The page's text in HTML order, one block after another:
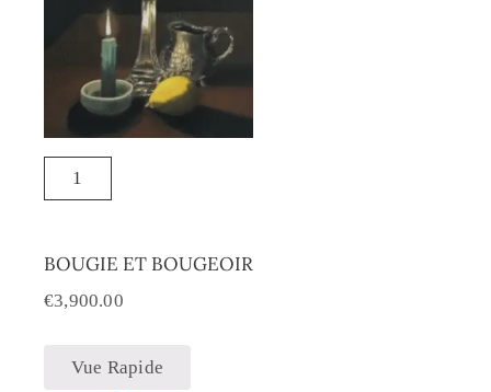
BOUGIE ET BOUGEOIR
€3,900.00
Vue Rapide